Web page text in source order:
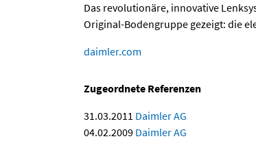
Das revolutionäre, innovative
Original-Bodengruppe gezeigt: die
daimler.com
Zugeordnete Referenzen
31.03.2011 Daimler AG
04.02.2009 Daimler AG